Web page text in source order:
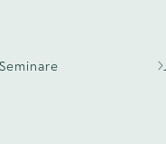
Seminare